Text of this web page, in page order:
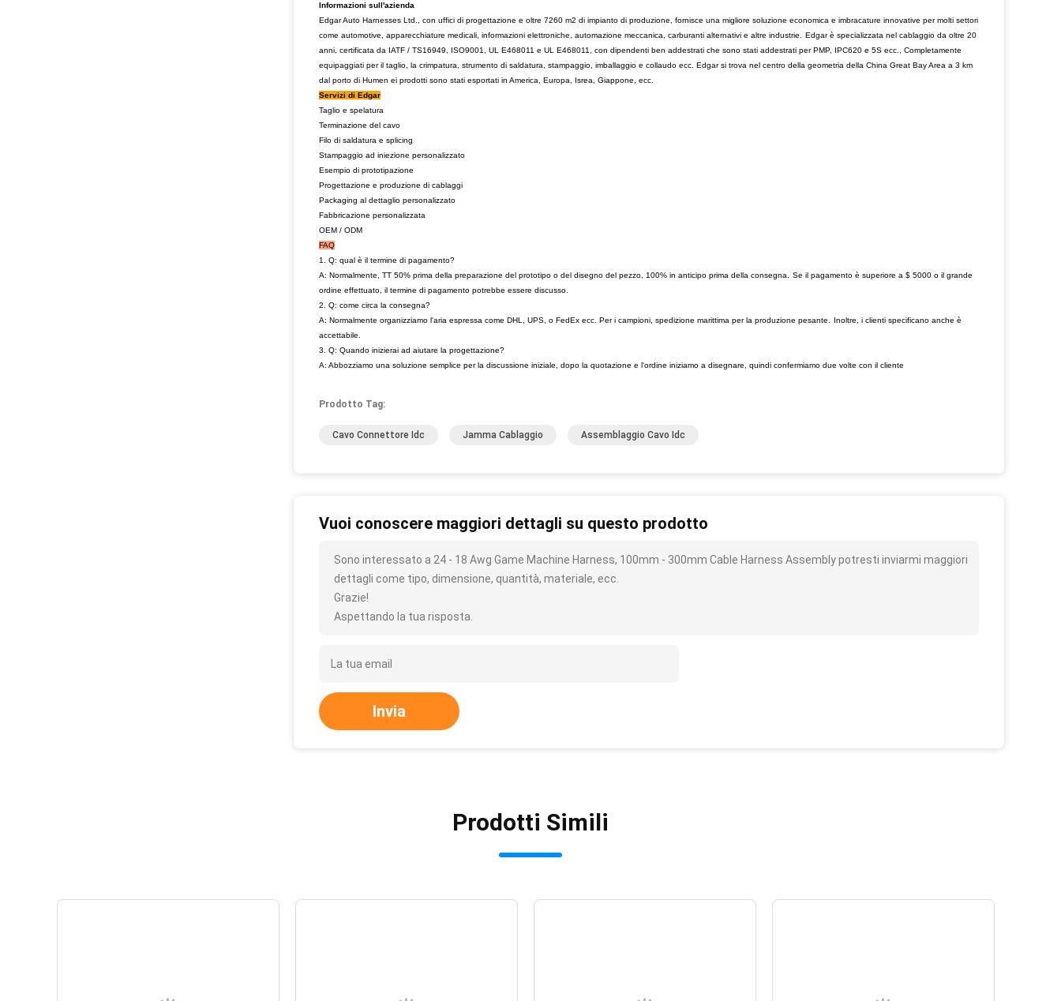
Informazioni sull'azienda
Edgar Auto Harnesses Ltd., con uffici di progettazione e oltre 7260 m2 di impianto di produzione, fornisce una migliore soluzione economica e imbracature innovative per molti settori
come automotive, apparecchiature medicali, informazioni elettroniche, automazione meccanica, carburanti alternativi e altre industrie.
Edgar è specializzata nel cablaggio da oltre 20
anni, certificata da IATF / TS16949, ISO9001, UL E468011 e UL E468011, con dipendenti ben addestrati che sono stati addestrati per PMP, IPC620 e 5S ecc., Completamente
equipaggiati per il taglio, la crimpatura, strumento di saldatura, stampaggio, imballaggio e collaudo ecc. Edgar si trova nel centro della geometria della China Great Bay Area a 3 km
dal porto di Humen ei prodotti sono stati esportati in America, Europa, Isrea, Giappone, ecc.
Servizi di Edgar
Taglio e spelatura
Terminazione del cavo
Filo di saldatura e splicing
Stampaggio ad iniezione personalizzato
Esempio di prototipazione
Progettazione e produzione di cablaggi
Packaging al dettaglio personalizzato
Fabbricazione personalizzata
OEM / ODM
FAQ
1. Q: qual è il termine di pagamento?
A: Normalmente, TT 50% prima della preparazione del prototipo o del disegno del pezzo, 100% in anticipo prima della consegna.
Se il pagamento è superiore a $ 5000 o il grande
ordine effettuato, il termine di pagamento potrebbe essere discusso.
2. Q: come circa la consegna?
A: Normalmente organizziamo l'aria espressa come DHL, UPS, o FedEx ecc. Per i campioni, spedizione marittima per la produzione pesante.
Inoltre, i clienti specificano anche è
accettabile.
3. Q: Quando inizierai ad aiutare la progettazione?
A: Abbozziamo una soluzione semplice per la discussione iniziale, dopo la quotazione e l'ordine iniziamo a disegnare, quindi confermiamo due volte con il cliente
Prodotto Tag:
Cavo Connettore Idc Jamma Cablaggio Assemblaggio Cavo Idc
Vuoi conoscere maggiori dettagli su questo prodotto
Sono interessato a 24 - 18 Awg Game Machine Harness, 100mm - 300mm Cable Harness Assembly potresti inviarmi maggiori
dettagli come tipo, dimensione, quantità, materiale, ecc.
Grazie!
Aspettando la tua risposta.
Invia
Prodotti Simili